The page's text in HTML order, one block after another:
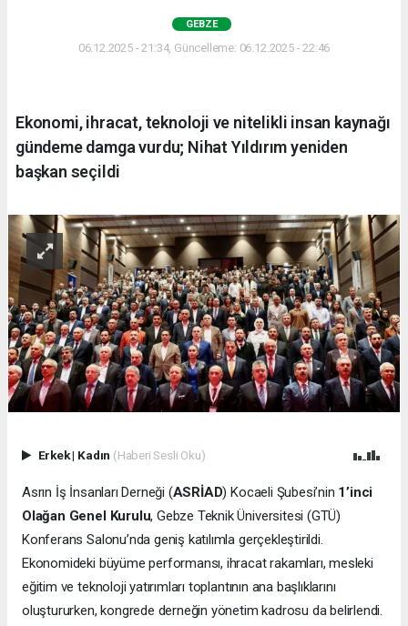
GEBZE
06.12.2025 - 21:34, Güncelleme: 06.12.2025 - 22:46
Ekonomi, ihracat, teknoloji ve nitelikli insan kaynağı
gündeme damga vurdu; Nihat Yıldırım yeniden
başkan seçildi
Erkek| Kadın (Haberi Sesli Oku)
Asrın İş İnsanları Derneği (ASRİAD) Kocaeli Şubesi’nin 1’inci
Olağan Genel Kurulu, Gebze Teknik Üniversitesi (GTÜ)
Konferans Salonu’nda geniş katılımla gerçekleştirildi.
Ekonomideki büyüme performansı, ihracat rakamları, mesleki
eğitim ve teknoloji yatırımları toplantının ana başlıklarını
oluştururken, kongrede derneğin yönetim kadrosu da belirlendi.